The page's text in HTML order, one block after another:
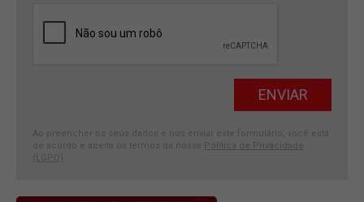
Ao preencher os seus dados e nos enviar este formulário, você está
de acordo e aceita os termos da nossa Política de Privacidade
(LGPD)